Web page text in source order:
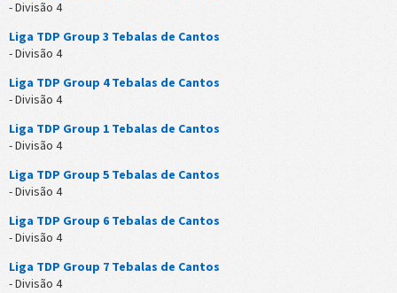
- Divisão 4
Liga TDP Group 3 Tebalas de Cantos
- Divisão 4
Liga TDP Group 4 Tebalas de Cantos
- Divisão 4
Liga TDP Group 1 Tebalas de Cantos
- Divisão 4
Liga TDP Group 5 Tebalas de Cantos
- Divisão 4
Liga TDP Group 6 Tebalas de Cantos
- Divisão 4
Liga TDP Group 7 Tebalas de Cantos
- Divisão 4